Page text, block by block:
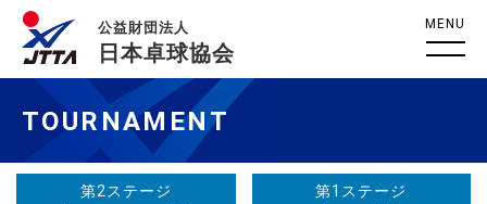
公益財団法人
日本卓球協会
MENU
TOURNAMENT
第2ステージ
第1ステージ